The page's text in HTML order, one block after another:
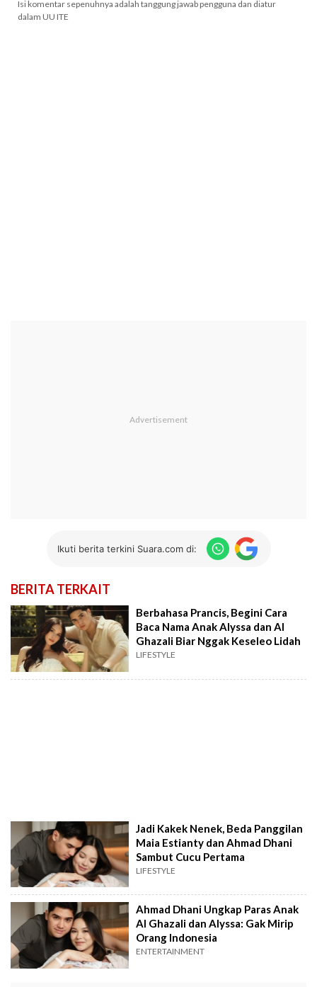
Isi komentar sepenuhnya adalah tanggung jawab pengguna dan diatur
dalam UU ITE
Ikuti berita terkini Suara.com di:
BERITA TERKAIT
Berbahasa Prancis, Begini Cara
Baca Nama Anak Alyssa dan Al
Ghazali Biar Nggak Keseleo Lidah
LIFESTYLE
Jadi Kakek Nenek, Beda Panggilan
Maia Estianty dan Ahmad Dhani
Sambut Cucu Pertama
LIFESTYLE
Ahmad Dhani Ungkap Paras Anak
Al Ghazali dan Alyssa: Gak Mirip
Orang Indonesia
ENTERTAINMENT